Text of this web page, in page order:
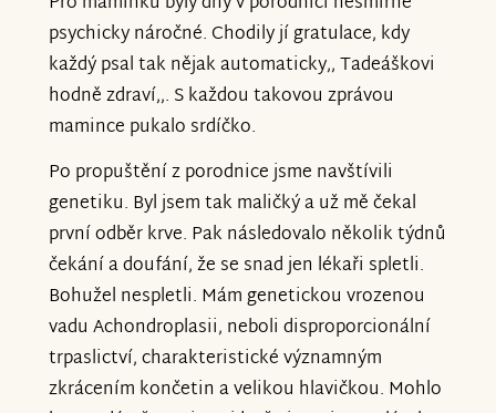
psychicky náročné. Chodily jí gratulace, kdy
každý psal tak nějak automaticky,, Tadeáškovi
hodně zdraví,,. S každou takovou zprávou
mamince pukalo srdíčko.
Po propuštění z porodnice jsme navštívili
genetiku. Byl jsem tak maličký a už mě čekal
první odběr krve. Pak následovalo několik týdnů
čekání a doufání, že se snad jen lékaři spletli.
Bohužel nespletli. Mám genetickou vrozenou
vadu Achondroplasii, neboli disproporcionální
trpaslictví, charakteristické významným
zkrácením končetin a velikou hlavičkou. Mohlo